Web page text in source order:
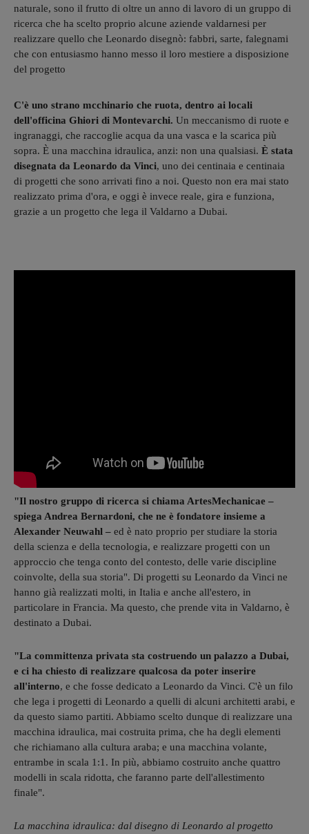
naturale, sono il frutto di oltre un anno di lavoro di un gruppo di
ricerca che ha scelto proprio alcune aziende valdarnesi per
realizzare quello che Leonardo disegnò: fabbri, sarte, falegnami
che con entusiasmo hanno messo il loro mestiere a disposizione
del progetto
C'è uno strano mcchinario che ruota, dentro ai locali
dell'officina Ghiori di Montevarchi. Un meccanismo di ruote e
ingranaggi, che raccoglie acqua da una vasca e la scarica più
sopra. È una macchina idraulica, anzi: non una qualsiasi. È stata
disegnata da Leonardo da Vinci, uno dei centinaia e centinaia
di progetti che sono arrivati fino a noi. Questo non era mai stato
realizzato prima d'ora, e oggi è invece reale, gira e funziona,
grazie a un progetto che lega il Valdarno a Dubai.
"Il nostro gruppo di ricerca si chiama ArtesMechanicae –
spiega Andrea Bernardoni, che ne è fondatore insieme a
Alexander Neuwahl – ed è nato proprio per studiare la storia
della scienza e della tecnologia, e realizzare progetti con un
approccio che tenga conto del contesto, delle varie discipline
coinvolte, della sua storia". Di progetti su Leonardo da Vinci ne
hanno già realizzati molti, in Italia e anche all'estero, in
particolare in Francia. Ma questo, che prende vita in Valdarno, è
destinato a Dubai.
"La committenza privata sta costruendo un palazzo a Dubai,
e ci ha chiesto di realizzare qualcosa da poter inserire
all'interno, e che fosse dedicato a Leonardo da Vinci. C'è un filo
che lega i progetti di Leonardo a quelli di alcuni architetti arabi, e
da questo siamo partiti. Abbiamo scelto dunque di realizzare una
macchina idraulica, mai costruita prima, che ha degli elementi
che richiamano alla cultura araba; e una macchina volante,
entrambe in scala 1:1. In più, abbiamo costruito anche quattro
modelli in scala ridotta, che faranno parte dell'allestimento
finale".
La macchina idraulica: dal disegno di Leonardo al progetto